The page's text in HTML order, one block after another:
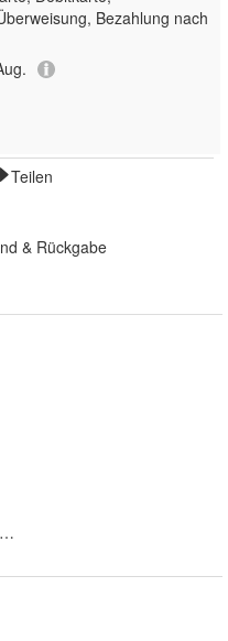
Bezahlung nach
Teilen
& Rückgabe